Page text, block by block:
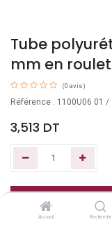
Accueil Recherche
Tube
mm en
(0 avis)
Référence : 1100U06 01 /
3,513 DT